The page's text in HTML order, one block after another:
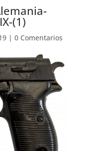
(1)
| 0 Comentarios